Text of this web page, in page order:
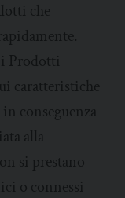
che
Prodotti
caratteristiche
conseguenza
alla
si prestano
o connessi